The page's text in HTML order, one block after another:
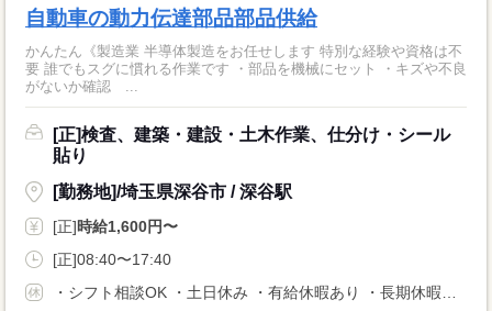
自動車の動力伝達部品部品供給
かんたん《製造業 半導体製造をお任せします 特別な経験や資格は不
要 誰でもスグに慣れる作業です ・部品を機械にセット ・キズや不良
がないか確認 ...
[正]検査、建築・建設・土木作業、仕分け・シール
貼り
[勤務地]/埼玉県深谷市 / 深谷駅
[正]時給1,600円〜
[正]08:40〜17:40